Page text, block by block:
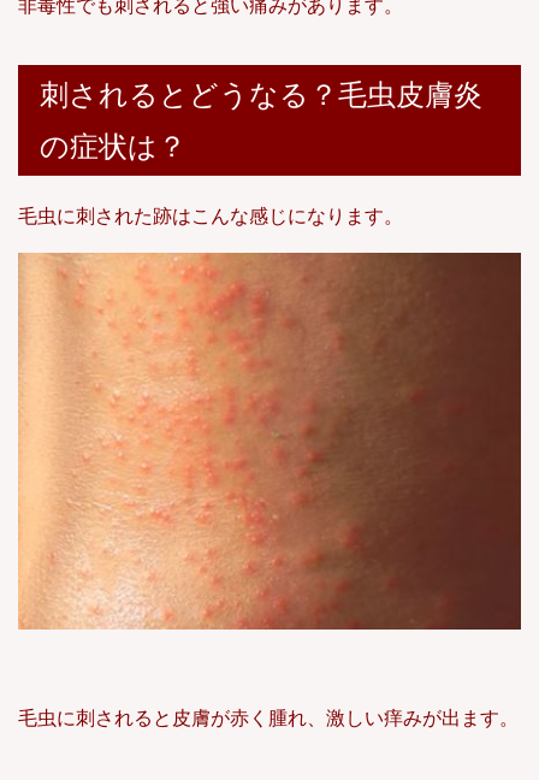
非毒性でも刺されると強い痛みがあります。
刺されるとどうなる？毛虫皮膚炎
の症状は？
毛虫に刺された跡はこんな感じになります。
毛虫に刺されると皮膚が赤く腫れ、激しい痒みが出ます。